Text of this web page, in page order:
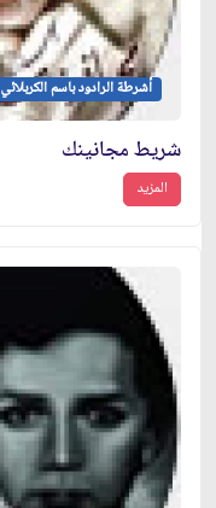
أشرطة الرادود باسم الكربلائي
شريط مجانينك
المزيد